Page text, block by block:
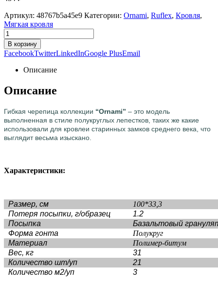
Артикул: 48767b5a45e9 Категории: Ornami, Ruflex, Кровля,
Мягкая кровля
В корзину
FacebookTwitterLinkedInGoogle PlusEmail
Описание
Описание
Гибкая черепица коллекции “Ornami” – это модель
выполненная в стиле полукруглых лепестков, таких же какие
использовали для кровлеи старинных замков среднего века, что
выглядит весьма изыскано.
Характеристики:
Размер, см
100*33,3
Потеря посыпки, г/образец
1.2
Посыпка
Базальтовый
Форма гонта
Полукруг
Материал
Полимер-битум
Вес, кг
31
Количество шт/уп
21
Количество м2/уп
3